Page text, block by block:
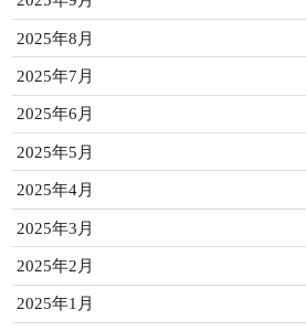
2025年8月
2025年7月
2025年6月
2025年5月
2025年4月
2025年3月
2025年2月
2025年1月